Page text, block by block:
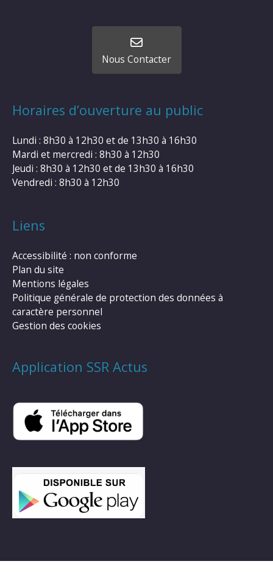
Nous Contacter
Horaires d’ouverture au public
Lundi : 8h30 à 12h30 et de 13h30 à 16h30
Mardi et mercredi : 8h30 à 12h30
Jeudi : 8h30 à 12h30 et de 13h30 à 16h30
Vendredi : 8h30 à 12h30
Liens
Accessibilité : non conforme
Plan du site
Mentions légales
Politique générale de protection des données à
caractère personnel
Gestion des cookies
Application SSR Actus